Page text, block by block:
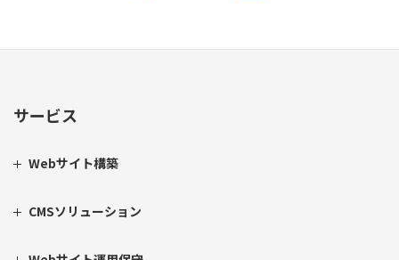
サービス
Webサイト構築
CMSソリューション